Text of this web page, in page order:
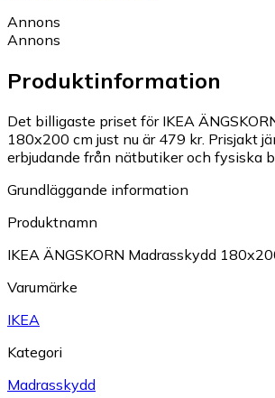
Annons
Annons
Produktinformation
Det billigaste priset för IKEA
180x200 cm just nu är 479 kr. Prisjakt
erbjudande från nätbutiker och fysiska
Grundläggande information
Produktnamn
IKEA ÄNGSKORN Madrasskydd
Varumärke
IKEA
Kategori
Madrasskydd